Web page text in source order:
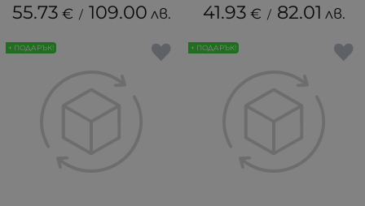
55.73 € / 109.00 лв. 41.93 € / 82.01 лв.
+ ПОДАРЪК! + ПОДАРЪК!